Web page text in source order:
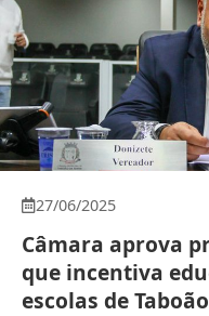
27/06/2025
Câmara aprova
que incentiva
escolas de